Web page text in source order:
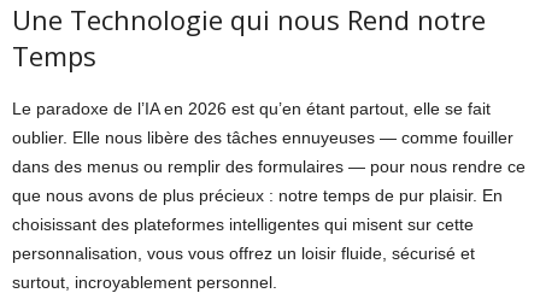
Une Technologie qui nous Rend notre
Temps
Le paradoxe de l’IA en 2026 est qu’en étant partout, elle se fait
oublier. Elle nous libère des tâches ennuyeuses — comme fouiller
dans des menus ou remplir des formulaires — pour nous rendre ce
que nous avons de plus précieux : notre temps de pur plaisir. En
choisissant des plateformes intelligentes qui misent sur cette
personnalisation, vous vous offrez un loisir fluide, sécurisé et
surtout, incroyablement personnel.